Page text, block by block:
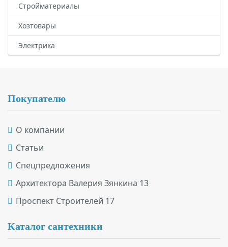
Стройматериалы
Хозтовары
Электрика
Покупателю
О компании
Статьи
Спецпредложения
Архитектора Валерия Зянкина 13
Проспект Строителей 17
Каталог сантехники